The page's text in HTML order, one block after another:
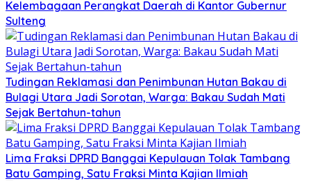
Kelembagaan Perangkat Daerah di Kantor Gubernur
Sulteng
Tudingan Reklamasi dan Penimbunan Hutan Bakau di
Bulagi Utara Jadi Sorotan, Warga: Bakau Sudah Mati
Sejak Bertahun-tahun
Lima Fraksi DPRD Banggai Kepulauan Tolak Tambang
Batu Gamping, Satu Fraksi Minta Kajian Ilmiah